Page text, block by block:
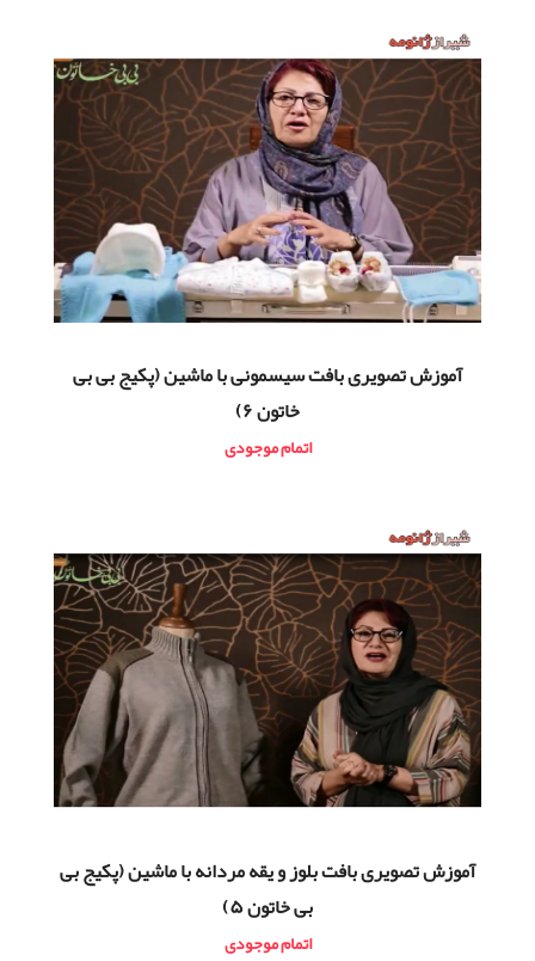
آموزش تصویری بافت سیسمونی با ماشین (پکیج بی بی
خاتون ۶)
اتمام موجودی
آموزش تصویری بافت بلوز و یقه مردانه با ماشین (پکیج بی
بی خاتون ۵)
اتمام موجودی